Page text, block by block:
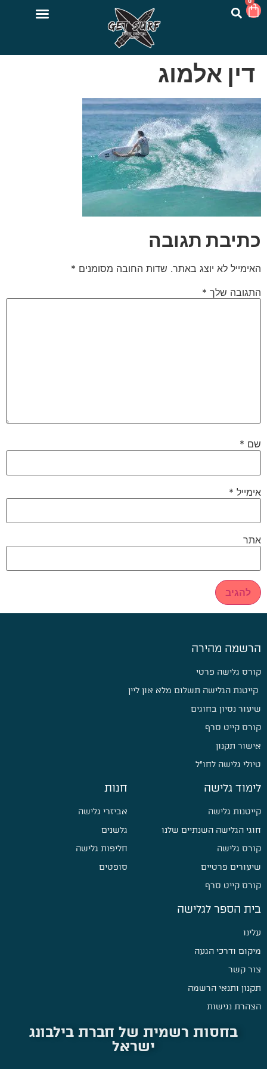
דין אלמוג
כתיבת תגובה
האימייל לא יוצג באתר. שדות החובה מסומנים *
התגובה שלך *
שם *
אימייל *
אתר
הרשמה מהירה
קורס גלישה פרטי
קייטנת הגלישה תשלום מלא און ליין
שיעור נסיון בחוגים
קורס קייט סרף
אישור תקנון
טיולי גלישה לחו״ל
לימוד גלישה
קייטנות גלישה
חוגי הגלישה השנתיים שלנו
קורס גלישה
שיעורים פרטיים
קורס קייט סרף
חנות
אביזרי גלישה
גלשנים
חליפות גלישה
סופטים
בית הספר לגלישה
עלינו
מיקום ודרכי הגעה
צור קשר
תקנון ותנאי הרשמה
הצהרת נגישות
בחסות רשמית של חברת בילבונג
ישראל